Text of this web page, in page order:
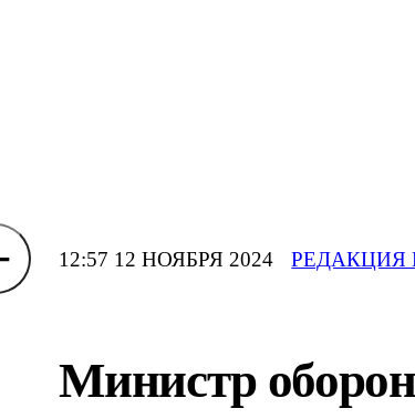
12:57 12 НОЯБРЯ 2024 РЕДАКЦИЯ
Министр